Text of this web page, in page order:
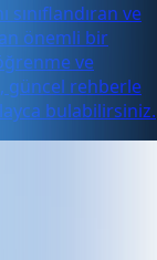
ve
önemli bir
ve
güncel rehberle
bulabilirsiniz.